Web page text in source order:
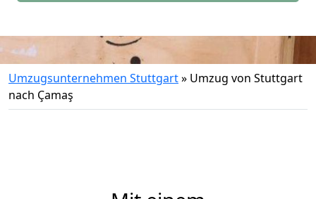
Umzugsunternehmen Stuttgart» Umzug von Stuttgart
nach Çamaş